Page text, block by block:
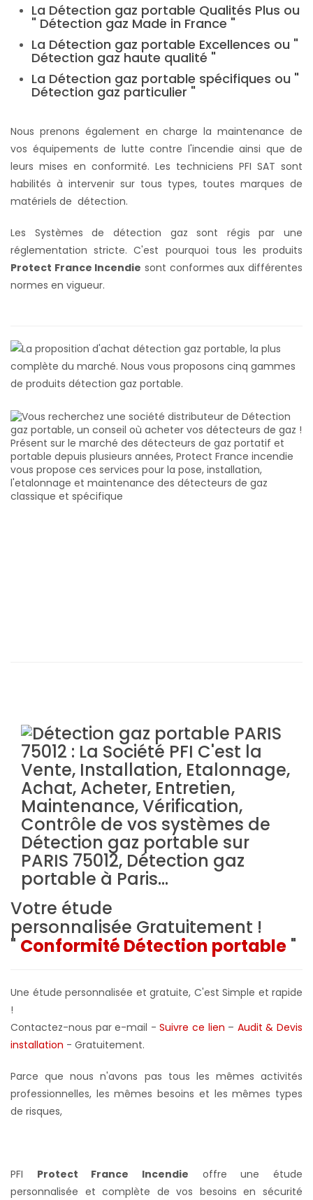
La Détection gaz portable Qualités Plus ou
" Détection gaz Made in France "
La Détection gaz portable Excellences ou "
Détection gaz haute qualité "
La Détection gaz portable spécifiques ou "
Détection gaz particulier "
Nous prenons également en charge la maintenance de
vos équipements de lutte contre l'incendie ainsi que de
leurs mises en conformité. Les techniciens PFI SAT sont
habilités à intervenir sur tous types, toutes marques de
matériels de détection.
Les Systèmes de détection gaz sont régis par une
réglementation stricte. C'est pourquoi tous les produits
Protect France Incendie sont conformes aux différentes
normes en vigueur.
Votre étude
personnalisée Gratuitement !
" Conformité Détection portable "
Une étude personnalisée et gratuite, C'est Simple et rapide
!
Contactez-nous par e-mail -Suivre ce lien – Audit & Devis
installation - Gratuitement.
Parce que nous n'avons pas tous les mêmes activités
professionnelles, les mêmes besoins et les mêmes types
de risques,
PFI Protect France Incendie offre une étude
personnalisée et complète de vos besoins en sécurité